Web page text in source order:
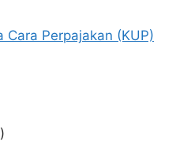
Cara Perpajakan (KUP)